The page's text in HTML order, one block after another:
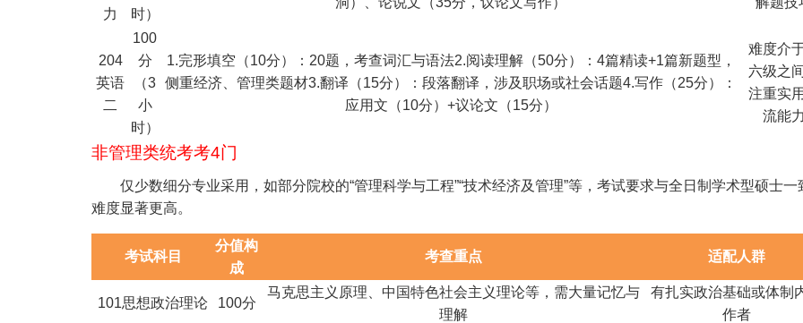
力
时）
204
英语
二
100
分
（3
小
时）
1.完形填空（10分）：20题，考查词汇与语法2.阅读理解（50分）：4篇精读+1篇新题型，
侧重经济、管理类题材3.翻译（15分）：段落翻译，涉及职场或社会话题4.写作（25分）：
应用文（10分）+议论文（15分）
难度介
六级之
注重实
流能力
非管理类统考考4门
仅少数细分专业采用，如部分院校的“管理科学与工程”“技术经济及管理”等，考试要求与全日制学术型硕士一
难度显著更高。
考试科目
分值构
成
考查重点 适配人群
101思想政治理论 100分
马克思主义原理、中国特色社会主义理论等，需大量记忆与
理解
有扎实政治基础或体制
作者